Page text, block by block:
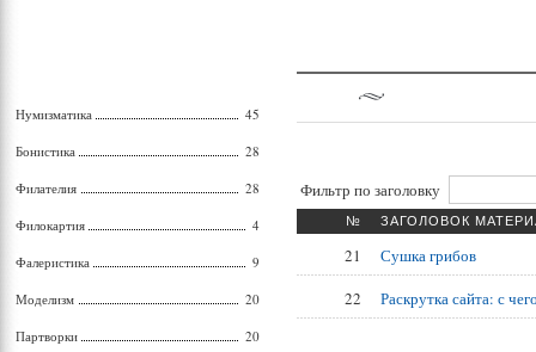
Фильтр по заголовку
№ ЗАГОЛОВОК
21
Сушка грибов
22
Раскрутка сайта: с
Нумизматика 45
Бонистика 28
Филателия 28
Филокартия 4
Фалеристика 9
Моделизм 20
Партворки 20